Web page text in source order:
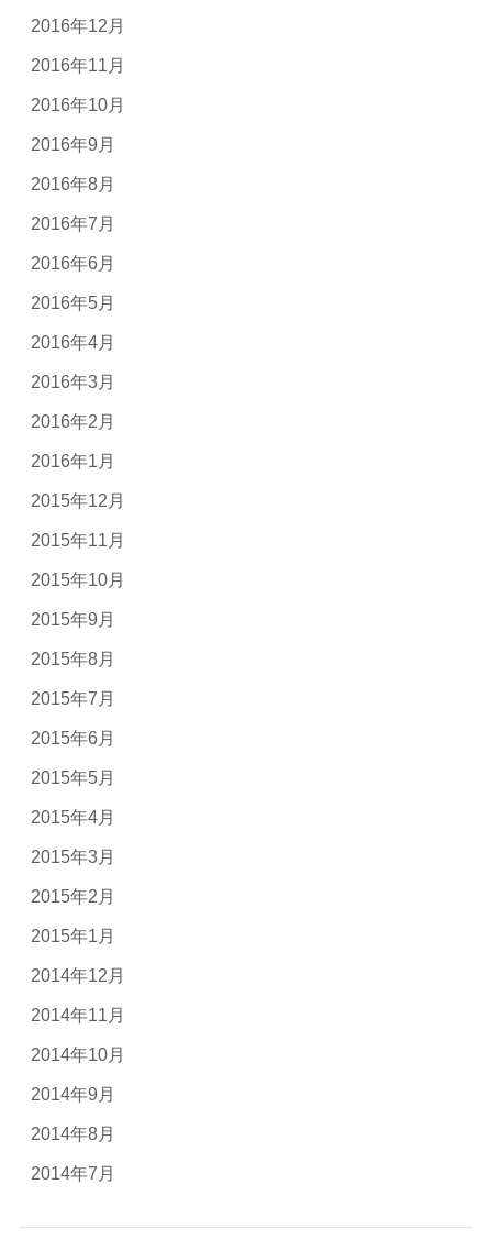
2016年12月
2016年11月
2016年10月
2016年9月
2016年8月
2016年7月
2016年6月
2016年5月
2016年4月
2016年3月
2016年2月
2016年1月
2015年12月
2015年11月
2015年10月
2015年9月
2015年8月
2015年7月
2015年6月
2015年5月
2015年4月
2015年3月
2015年2月
2015年1月
2014年12月
2014年11月
2014年10月
2014年9月
2014年8月
2014年7月